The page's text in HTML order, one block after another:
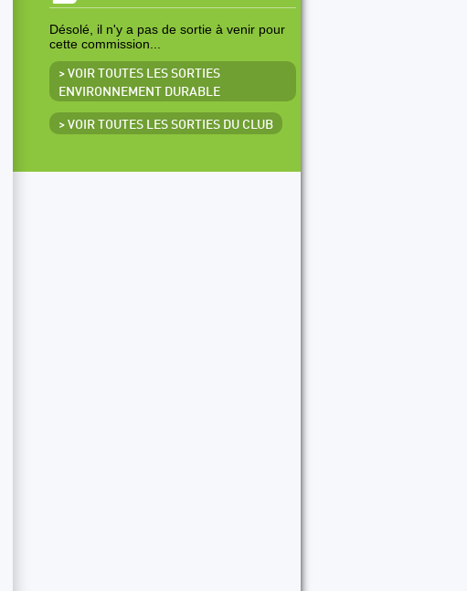
Désolé, il n'y a pas de sortie à venir pour
cette commission...
> VOIR TOUTES LES SORTIES
ENVIRONNEMENT DURABLE
> VOIR TOUTES LES SORTIES DU CLUB